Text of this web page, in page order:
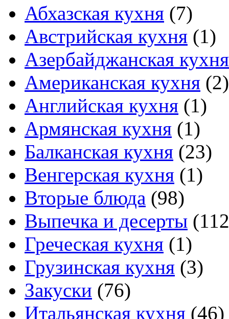
Абхазская кухня (7)
Австрийская кухня (1)
Азербайджанская кухня
Американская кухня (2)
Английская кухня (1)
Армянская кухня (1)
Балканская кухня (23)
Венгерская кухня (1)
Вторые блюда (98)
Выпечка и десерты
Греческая кухня (1)
Грузинская кухня (3)
Закуски (76)
Итальянская кухня (46)